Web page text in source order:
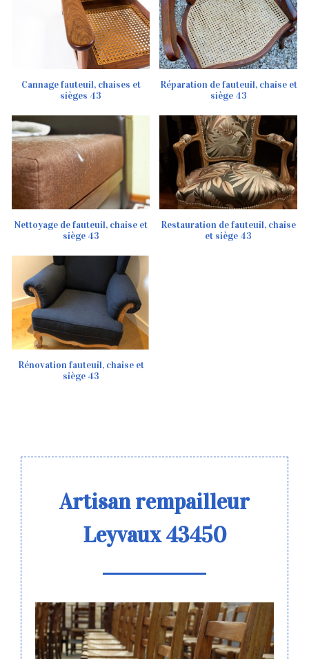
Cannage fauteuil, chaises et
sièges 43
Réparation de fauteuil, chaise et
siège 43
Nettoyage de fauteuil, chaise et
siège 43
Restauration de fauteuil, chaise
et siège 43
Rénovation fauteuil, chaise et
siège 43
Artisan rempailleur
Leyvaux 43450